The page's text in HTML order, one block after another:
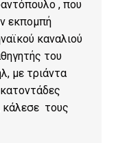
, που
εκπομπή
καναλιού
του
με τριάντα
κάλεσε τους